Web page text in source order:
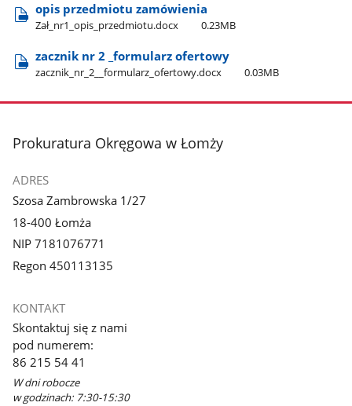
opis przedmiotu zamówienia
Zał​_nr1​_opis​_przedmiotu.docx 0.23MB
zacznik nr 2 ​_formularz ofertowy
zacznik​_nr​_2​_​_formularz​_ofertowy.docx 0.03MB
stopka
Prokuratura Okręgowa w Łomży
ADRES
Szosa Zambrowska 1/27
18-400 Łomża
NIP 7181076771
Regon 450113135
KONTAKT
Skontaktuj się z nami
pod numerem:
86 215 54 41
W dni robocze
w godzinach: 7:30-15:30